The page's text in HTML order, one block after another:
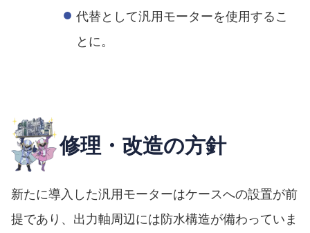
代替として汎用モーターを使用するこ
とに。
修理・改造の方針
新たに導入した汎用モーターはケースへの設置が前
提であり、出力軸周辺には防水構造が備わっていま